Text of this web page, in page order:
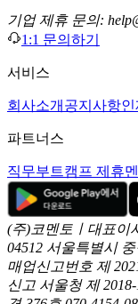
기업 제휴 문의:
1:1 문의하기
서비스
회사소개 공지사항
파트너스
직무부트캠프 제휴
(주)코멘토ㅣ대표이
04512 서울특별시
매업신고번호 제
신고 서울청 제